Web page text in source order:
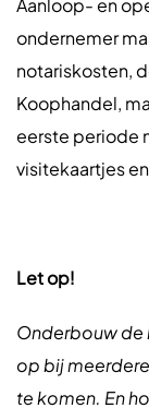
Aanloop- en
ondernemer
notariskosten,
Koophandel,
eerste periode
visitekaartjes
Let op!
Onderbouw de
op bij
te komen. En